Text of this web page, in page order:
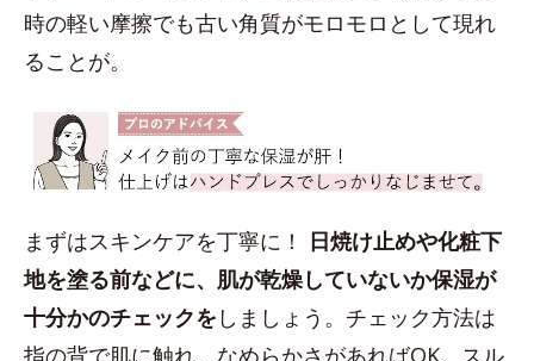
時の軽い摩擦でも古い角質がモロモロとして現れ
ることが。
まずはスキンケアを丁寧に！
日焼け止めや化粧下
地を塗る前などに、肌が乾燥していないか保湿が
十分かのチェックを しましょう。チェック方法は
指の背で肌に触れ、なめらかさがあればOK。スル